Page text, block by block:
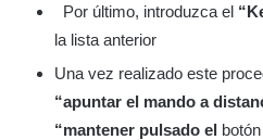
Por último, introduzca el
la lista anterior
Una vez realizado este
“apuntar el mando a
“mantener pulsado el